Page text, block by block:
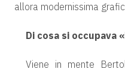
allora modernissima
Di cosa si occupava
Viene in mente